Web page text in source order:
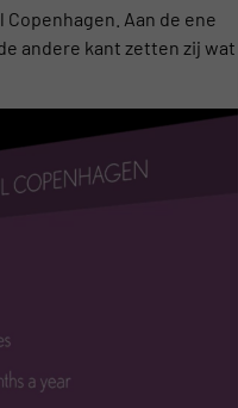
Aan de ene
andere kant zetten zij wat